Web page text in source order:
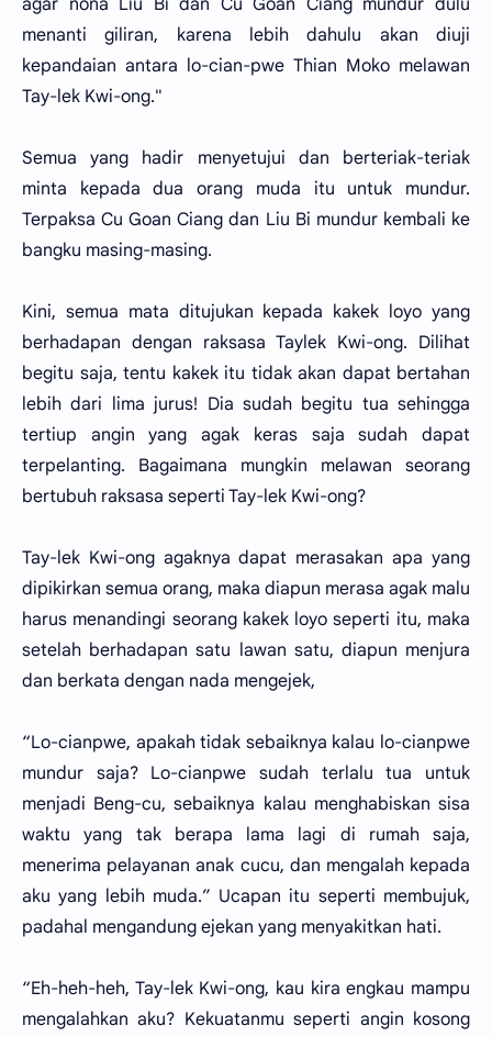
menanti giliran, karena lebih dahulu akan diuji
kepandaian antara lo-cian-pwe Thian Moko melawan
Tay-lek Kwi-ong."
Semua yang hadir menyetujui dan berteriak-teriak
minta kepada dua orang muda itu untuk mundur.
Terpaksa Cu Goan Ciang dan Liu Bi mundur kembali ke
bangku masing-masing.
Kini, semua mata ditujukan kepada kakek loyo yang
berhadapan dengan raksasa Taylek Kwi-ong. Dilihat
begitu saja, tentu kakek itu tidak akan dapat bertahan
lebih dari lima jurus! Dia sudah begitu tua sehingga
tertiup angin yang agak keras saja sudah dapat
terpelanting. Bagaimana mungkin melawan seorang
bertubuh raksasa seperti Tay-lek Kwi-ong?
Tay-lek Kwi-ong agaknya dapat merasakan apa yang
dipikirkan semua orang, maka diapun merasa agak malu
harus menandingi seorang kakek loyo seperti itu, maka
setelah berhadapan satu lawan satu, diapun menjura
dan berkata dengan nada mengejek,
“Lo-cianpwe, apakah tidak sebaiknya kalau lo-cianpwe
mundur saja? Lo-cianpwe sudah terlalu tua untuk
menjadi Beng-cu, sebaiknya kalau menghabiskan sisa
waktu yang tak berapa lama lagi di rumah saja,
menerima pelayanan anak cucu, dan mengalah kepada
aku yang lebih muda.” Ucapan itu seperti membujuk,
padahal mengandung ejekan yang menyakitkan hati.
“Eh-heh-heh, Tay-lek Kwi-ong, kau kira engkau mampu
mengalahkan aku? Kekuatanmu seperti angin kosong